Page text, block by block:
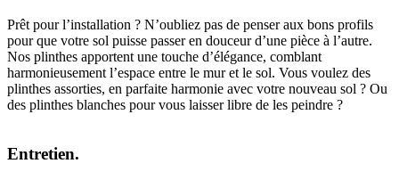
Prêt pour l’installation ? N’oubliez pas de penser aux bons profils
pour que votre sol puisse passer en douceur d’une pièce à l’autre.
Nos plinthes apportent une touche d’élégance, comblant
harmonieusement l’espace entre le mur et le sol. Vous voulez des
plinthes assorties, en parfaite harmonie avec votre nouveau sol ? Ou
des plinthes blanches pour vous laisser libre de les peindre ?
Entretien.